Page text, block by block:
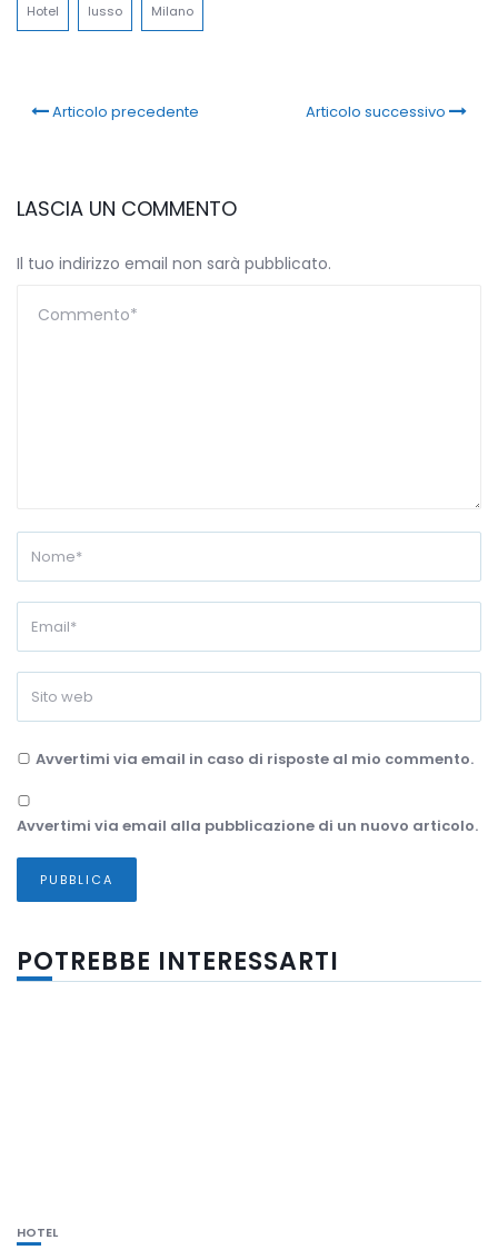
Hotel lusso Milano
Articolo precedente Articolo successivo
LASCIA UN COMMENTO
Il tuo indirizzo email non sarà pubblicato.
Avvertimi via email in caso di risposte al mio commento.
Avvertimi via email alla pubblicazione di un nuovo articolo.
POTREBBE INTERESSARTI
HOTEL